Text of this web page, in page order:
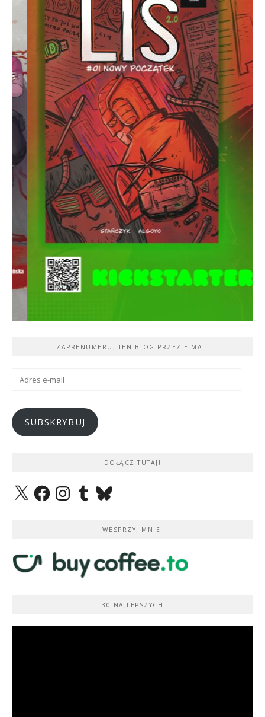
ZAPRENUMERUJ TEN BLOG PRZEZ E-MAIL
Adres
SUBSKRYBUJ
DOŁĄCZ TUTAJ!
X FacebookInstagramTumblrBluesky
WESPRZYJ MNIE!
30 NAJLEPSZYCH